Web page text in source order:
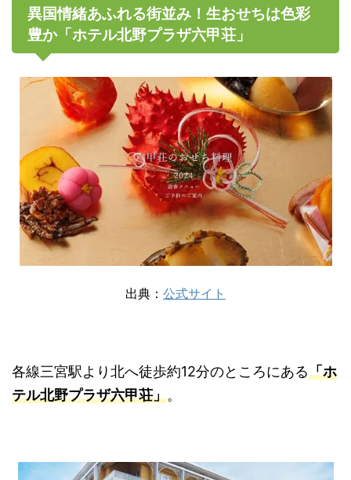
異国情緒あふれる街並み！生おせちは色彩
豊か「ホテル北野プラザ六甲荘」
出典： 公式サイト
各線三宮駅より北へ徒歩約12分のところにある「ホ
テル北野プラザ六甲荘」。